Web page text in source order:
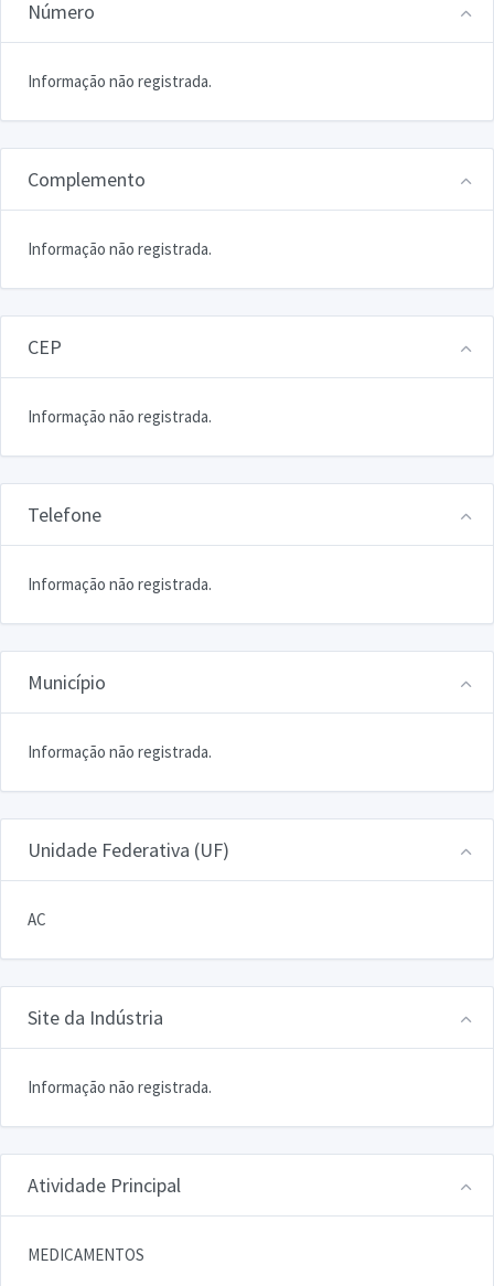
Número
Informação não registrada.
Complemento
Informação não registrada.
CEP
Informação não registrada.
Telefone
Informação não registrada.
Município
Informação não registrada.
Unidade Federativa (UF)
AC
Site da Indústria
Informação não registrada.
Atividade Principal
MEDICAMENTOS